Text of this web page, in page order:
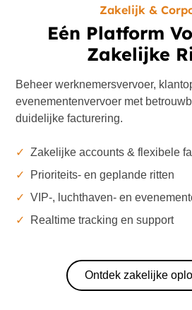
Zakelijk &
Eén Platform
Zakelijke
Beheer werknemersvervoer,
evenementenvervoer met
duidelijke facturering.
✓
Zakelijke accounts & flexibele
✓
Prioriteits- en geplande ritten
✓
VIP-, luchthaven- en
✓
Realtime tracking en support
Ontdek zakelijke